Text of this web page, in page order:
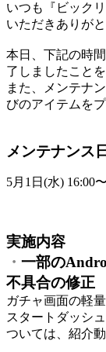
いつも『ビック
いただきありが
本日、下記の時
了しましたこと
また、メンテナ
びのアイテムを
メンテナンス
5月1日(水) 16:00
実施内容
・ 一部の
不具合の修正
ガチャ画面の軽
スタートダッシ
ついては、紹介